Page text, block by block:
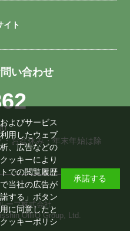
イト
い合わせ
お盆休み・年末年始は除
ープ株式会社
OilliO Group, Ltd.
よびサービス
用したウェブ
、広告などの
ッキーにより
での閲覧履歴
当社の広告が
する」ボタン
に同意したと
クッキーポリシ
承諾する